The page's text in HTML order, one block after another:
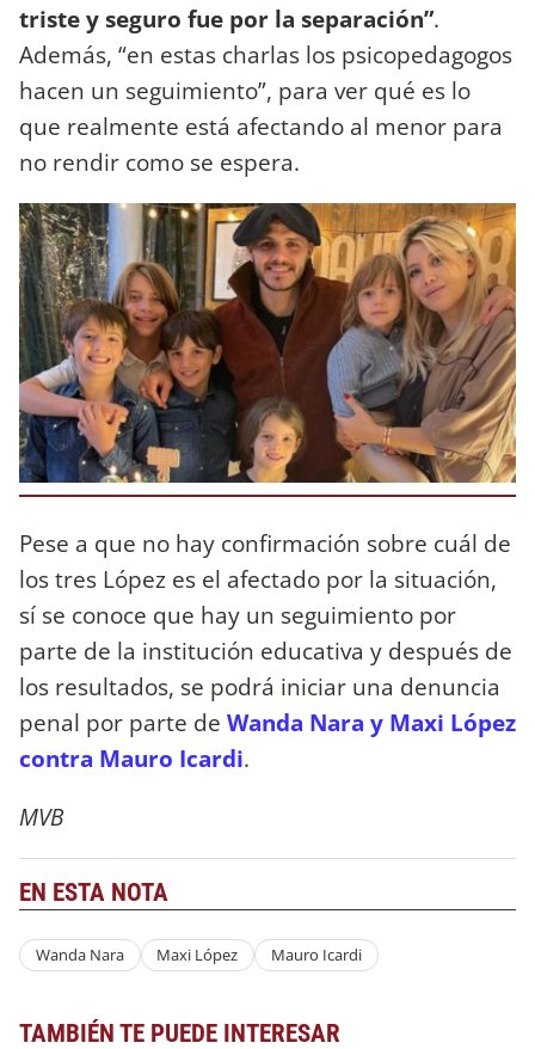
triste y seguro fue por la separación”.
Además, “en estas charlas los psicopedagogos
hacen un seguimiento”, para ver qué es lo
que realmente está afectando al menor para
no rendir como se espera.
Pese a que no hay confirmación sobre cuál de
los tres López es el afectado por la situación,
sí se conoce que hay un seguimiento por
parte de la institución educativa y después de
los resultados, se podrá iniciar una denuncia
penal por parte de Wanda Nara y Maxi López
contra Mauro Icardi.
MVB
EN ESTA NOTA
Wanda Nara Maxi López Mauro Icardi
TAMBIÉN TE PUEDE INTERESAR